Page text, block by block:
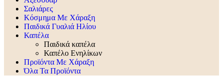
Σαλιάρες
Κόσμημα Με Χάραξη
Παιδικά Γυαλιά Ηλίου
Καπέλα
Παιδικά καπέλα
Καπέλο Ενηλίκων
Προϊόντα Με Χάραξη
Όλα Τα Προϊόντα